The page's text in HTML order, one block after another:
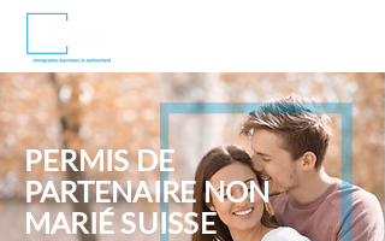
PERMIS DE
PARTENAIRE NON
MARIÉ SUISSE